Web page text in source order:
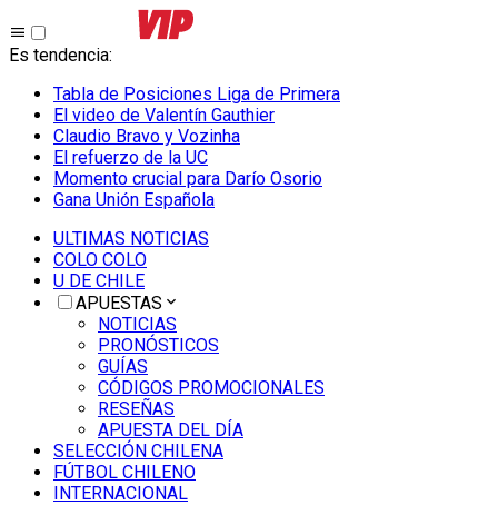
Es tendencia:
Tabla de Posiciones Liga de Primera
El video de Valentín Gauthier
Claudio Bravo y Vozinha
El refuerzo de la UC
Momento crucial para Darío Osorio
Gana Unión Española
ULTIMAS NOTICIAS
COLO COLO
U DE CHILE
APUESTAS
NOTICIAS
PRONÓSTICOS
GUÍAS
CÓDIGOS PROMOCIONALES
RESEÑAS
APUESTA DEL DÍA
SELECCIÓN CHILENA
FÚTBOL CHILENO
INTERNACIONAL